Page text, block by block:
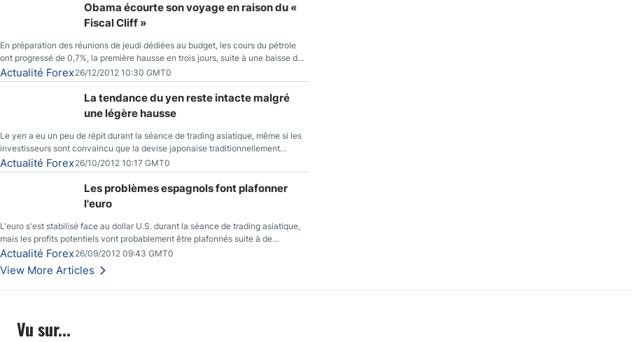
Obama écourte son voyage en raison du «
Fiscal Cliff »
En préparation des réunions de jeudi dédiées au budget, les cours du pétrole
ont progressé de 0,7%, la première hausse en trois jours, suite à une baisse du
prix des réserves de pétrole américaines à un bas de 10 semaines.
Actualité Forex26/12/2012 10:30 GMT0
La tendance du yen reste intacte malgré
une légère hausse
Le yen a eu un peu de répit durant la séance de trading asiatique, même si les
investisseurs sont convaincu que la devise japonaise traditionnellement
sécuritaire devrait chuter de façon importante après la réunion de la Banque du
Japon la semaine prochaine.
Actualité Forex26/10/2012 10:17 GMT0
Les problèmes espagnols font plafonner
l'euro
L'euro s'est stabilisé face au dollar U.S. durant la séance de trading asiatique,
mais les profits potentiels vont probablement être plafonnés suite à de
nouveaux événements liés au renflouement en Espagne, renforçant les
inquiétudes des investisseurs.
Actualité Forex26/09/2012 09:43 GMT0
View More Articles
Vu sur...